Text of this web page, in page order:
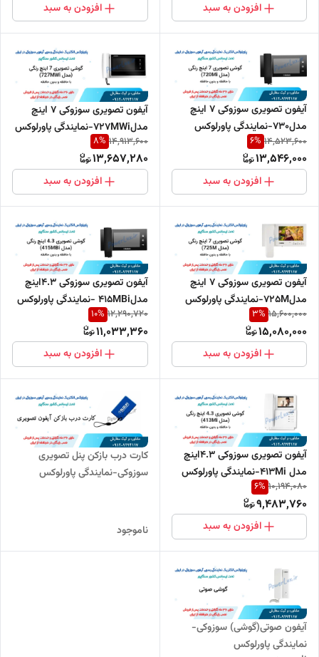
افزودن به سبد افزودن به سبد
آیفون تصویری سوزوکی 7 اینچ
مدل730-نمایندگی پاورلوکس
14,523,600
6%
13,546,000
افزودن به سبد
آیفون تصویری سوزوکی 7 اینچ
مدل727MWi-نمایندگی پاورلوکس
14,913,600
8%
13,657,280
افزودن به سبد
آیفون تصویری سوزوکی 7 اینچ
مدل725M-نمایندگی پاورلوکس
15,600,000
3%
15,080,000
افزودن به سبد
آیفون تصویری سوزوکی 4.3اینچ
مدل415MBi -نمایندگی پاورلوکس
12,290,720
10%
11,033,360
افزودن به سبد
آیفون تصویری سوزوکی 4.3اینچ
مدل 413Mi-نمایندگی پاورلوکس
10,194,080
6%
9,483,760
افزودن به سبد
کارت درب بازکن پنل تصویری
سوزوکی-نمایندگی پاورلوکس
ناموجود
آیفون صوتی(گوشی) سوزوکی-
نمایندگی پاورلوکس